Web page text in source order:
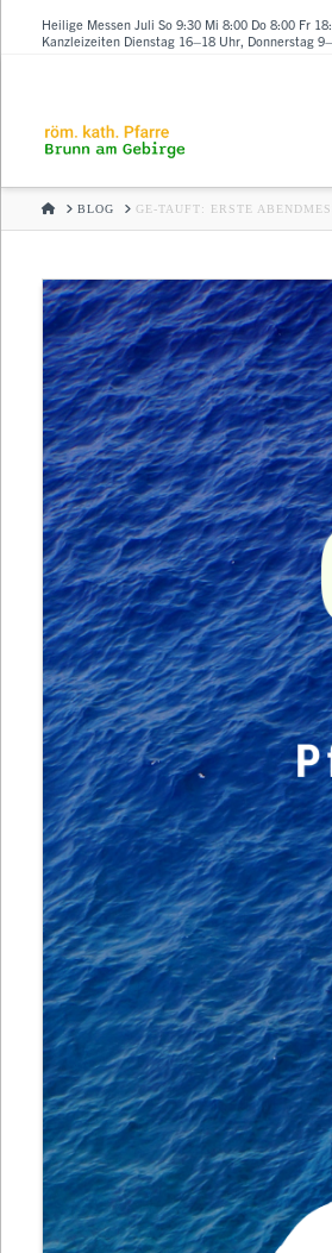
Heilige Messen Juli So 9:30 Mi 8:00 Do 8:00 Fr
Kanzleizeiten Dienstag 16–18 Uhr, Donnerstag
HOMEBLOG GE-TAUFT: ERSTE